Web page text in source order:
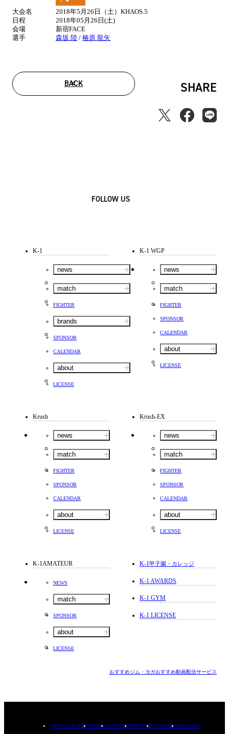
大会名
2018年5月26日（土）KHAOS.5
日程
2018年05月26日(土)
会場
新宿FACE
選手
森坂 陸 / 椿原 龍矢
BACK SHARE
FOLLOW US
K-1
news
match
FIGHTER
brands
SPONSOR
CALENDAR
about
LICENSE
K-1 WGP
news
match
FIGHTER
SPONSOR
CALENDAR
about
LICENSE
Krush
news
match
FIGHTER
SPONSOR
CALENDAR
about
LICENSE
Krush-EX
news
match
FIGHTER
SPONSOR
CALENDAR
about
LICENSE
K-1AMATEUR
NEWS
match
SPONSOR
about
LICENSE
K-1甲子園・カレッジ
K-1 AWARDS
K-1 GYM
K-1 LICENSE
おすすめジム・ヨガおすすめ動画配信サービス
PRIVACYPOLICYTERMSCONTACTRECRUITCOMPANYMISSION